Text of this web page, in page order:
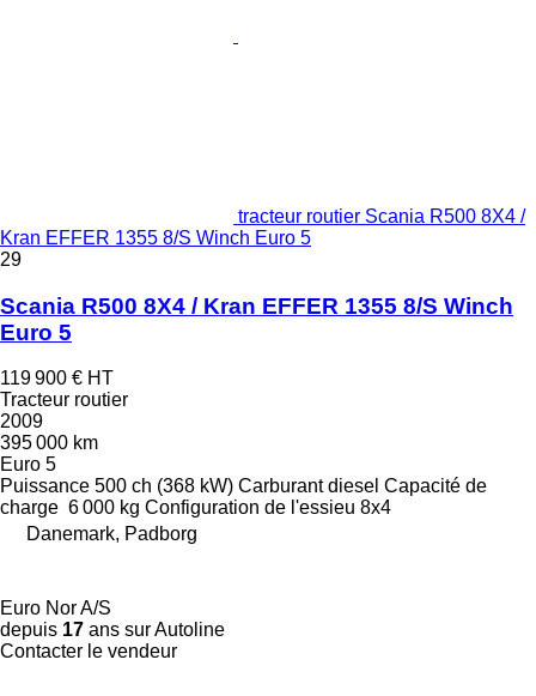
tracteur routier Scania R500 8X4 /
Kran EFFER 1355 8/S Winch Euro 5
29
Scania R500 8X4 / Kran EFFER 1355 8/S Winch
Euro 5
119 900 € HT
Tracteur routier
2009
395 000 km
Euro 5
Puissance 500 ch (368 kW) Carburant diesel Capacité de
charge 6 000 kg Configuration de l'essieu 8x4
Danemark, Padborg
Euro Nor A/S
depuis 17 ans sur Autoline
Contacter le vendeur